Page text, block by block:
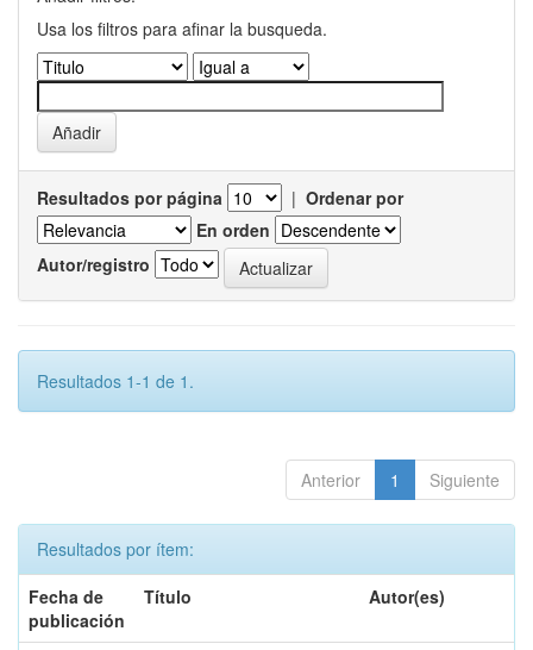
Usa los filtros para afinar la busqueda.
Resultados por página | Ordenar por
En orden
Autor/registro
Resultados 1-1 de 1.
Anterior 1 Siguiente
Resultados por ítem:
Fecha de
publicación
Título Autor(es)